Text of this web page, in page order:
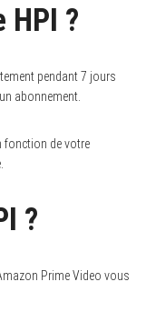
HPI ?
pendant 7 jours
abonnement.
fonction de votre
?
Prime Video vous